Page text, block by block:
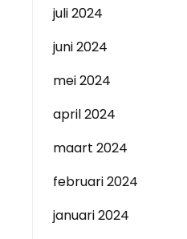
juli 2024
juni 2024
mei 2024
april 2024
maart 2024
februari 2024
januari 2024